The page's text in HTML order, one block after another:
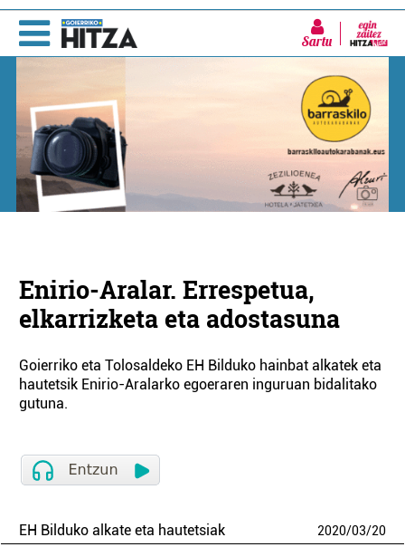
Sartu
Enirio-Aralar. Errespetua,
elkarrizketa eta adostasuna
Goierriko eta Tolosaldeko EH Bilduko hainbat alkatek eta
hautetsik Enirio-Aralarko egoeraren inguruan bidalitako
gutuna.
EH Bilduko alkate eta hautetsiak 2020/03/20